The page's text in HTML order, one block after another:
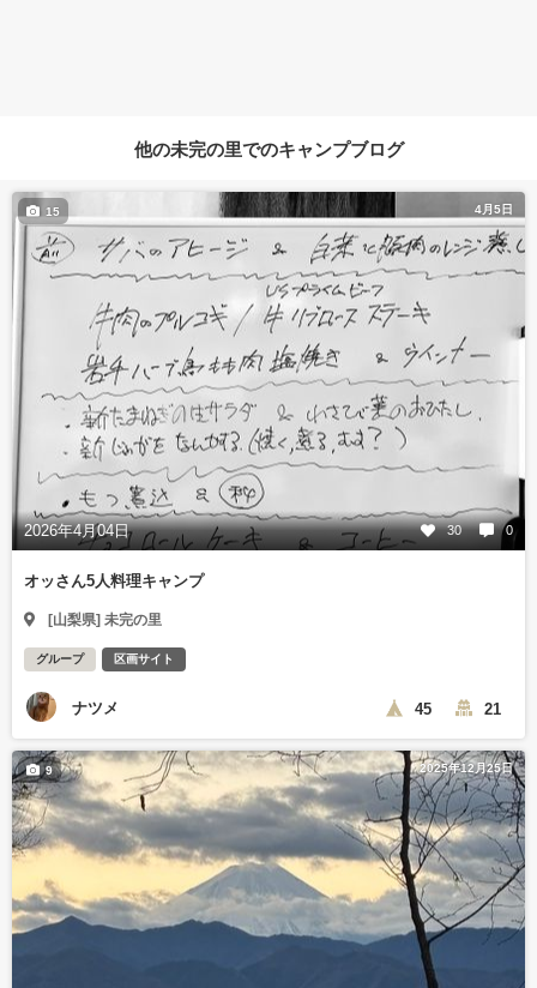
他の未完の里でのキャンプブログ
4月5日
2026年4月04日 30 0
15
オッさん5人料理キャンプ
[山梨県] 未完の里
グループ 区画サイト
ナツメ 45 21
2025年12月25日
9